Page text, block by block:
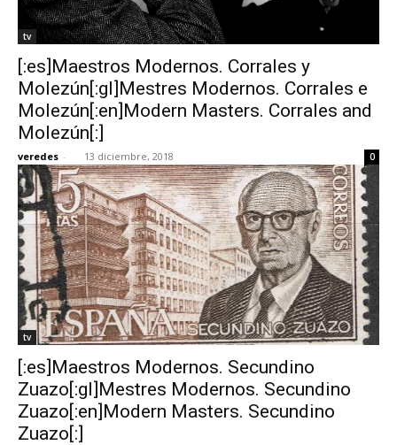
tv
[:es]Maestros Modernos. Corrales y
Molezún[:gl]Mestres Modernos. Corrales e
Molezún[:en]Modern Masters. Corrales and
Molezún[:]
veredes - 13 diciembre, 2018 0
tv
[:es]Maestros Modernos. Secundino
Zuazo[:gl]Mestres Modernos. Secundino
Zuazo[:en]Modern Masters. Secundino
Zuazo[:]